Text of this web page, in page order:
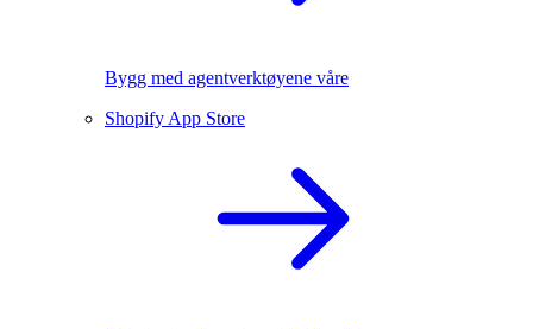
Bygg med agentverktøyene våre
Shopify App Store